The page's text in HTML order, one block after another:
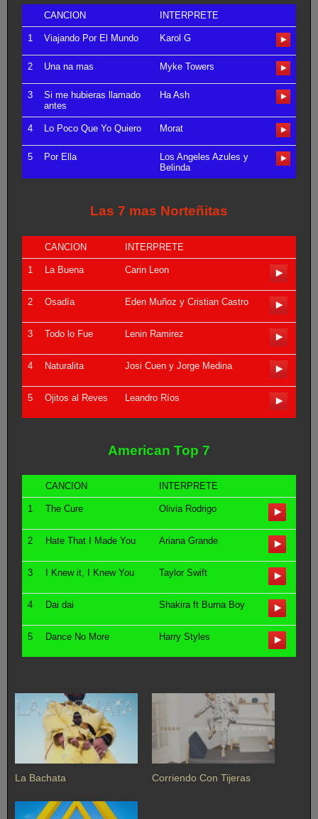
CANCION INTERPRETE
1 Viajando Por El Mundo Karol G
2 Una na mas Myke Towers
3
Si me hubieras llamado
antes
Ha Ash
4 Lo Poco Que Yo Quiero Morat
5 Por Ella
Los Angeles Azules y
Belinda
Las 7 mas Norteñitas
CANCION INTERPRETE
1 La Buena Carin Leon
2 Osadía Eden Muñoz y Cristian Castro
3 Todo lo Fue Lenin Ramirez
4 Naturalita Josi Cuen y Jorge Medina
5 Ojitos al Reves Leandro Ríos
American Top 7
CANCION INTERPRETE
1 The Cure Olivia Rodrigo
2 Hate That I Made You Ariana Grande
3 I Knew it, I Knew You Taylor Swift
4 Dai dai Shakira ft Burna Boy
5 Dance No More Harry Styles
La Bachata Corriendo Con Tijeras